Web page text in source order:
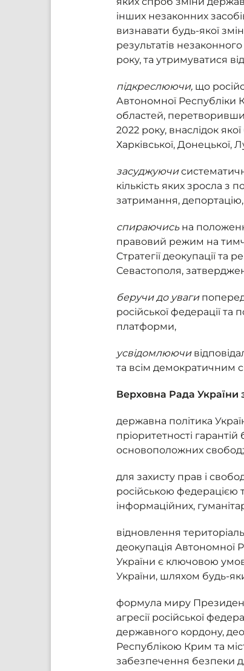
інших незаконних
визнавати будь-якої
результатів
року, та утримуватися
підкреслюючи, що
Автономної Республіки
областей,
2022 року, внаслідок
Харківської, Донецької,
засуджуючи
кількість яких зросла
затримання,
спираючись на
правовий режим на
Стратегії деокупації та
Севастополя,
беручи до уваги
російської федерації та
платформи,
усвідомлюючи
та всім демократичним
Верховна Рада України
державна політика
пріоритетності
основоположних свобод;
для захисту прав і
російською федерацією
інформаційних,
відновлення
деокупація Автономної
України є ключовою
України, шляхом будь-
формула миру
агресії російської
державного кордону,
Республікою Крим та
забезпечення безпеки